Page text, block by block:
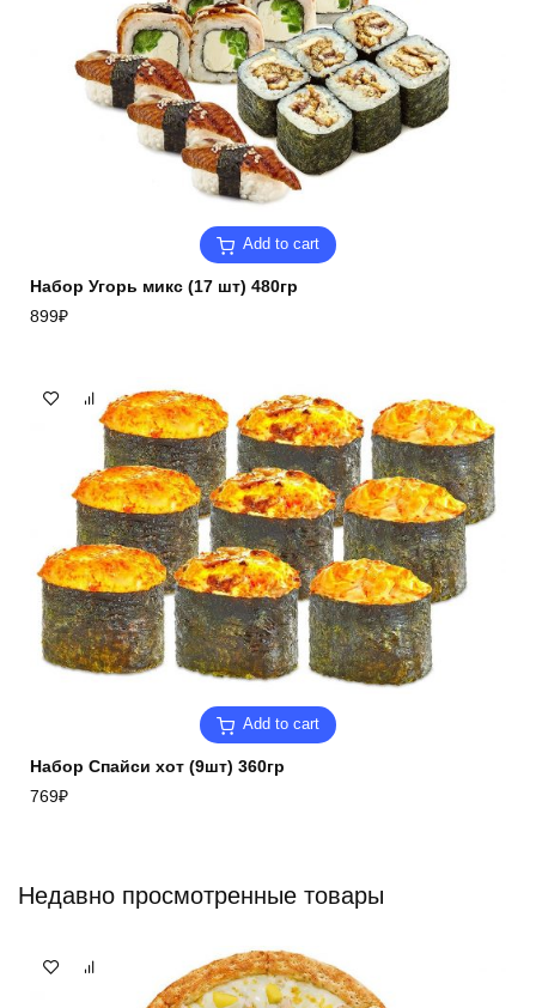
Add to cart
Набор Угорь микс (17 шт) 480гр
899₽
Add to cart
Набор Спайси хот (9шт) 360гр
769₽
Недавно просмотренные товары